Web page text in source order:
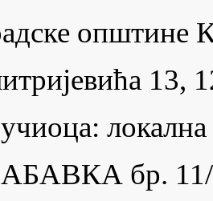
општине
13,
бр. 11/